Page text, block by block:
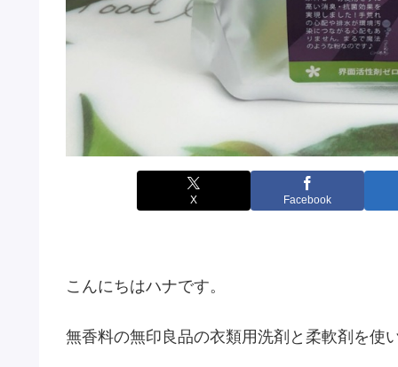
X Facebook
こんにちはハナです。
無香料の無印良品の衣類用洗剤と柔軟剤を使